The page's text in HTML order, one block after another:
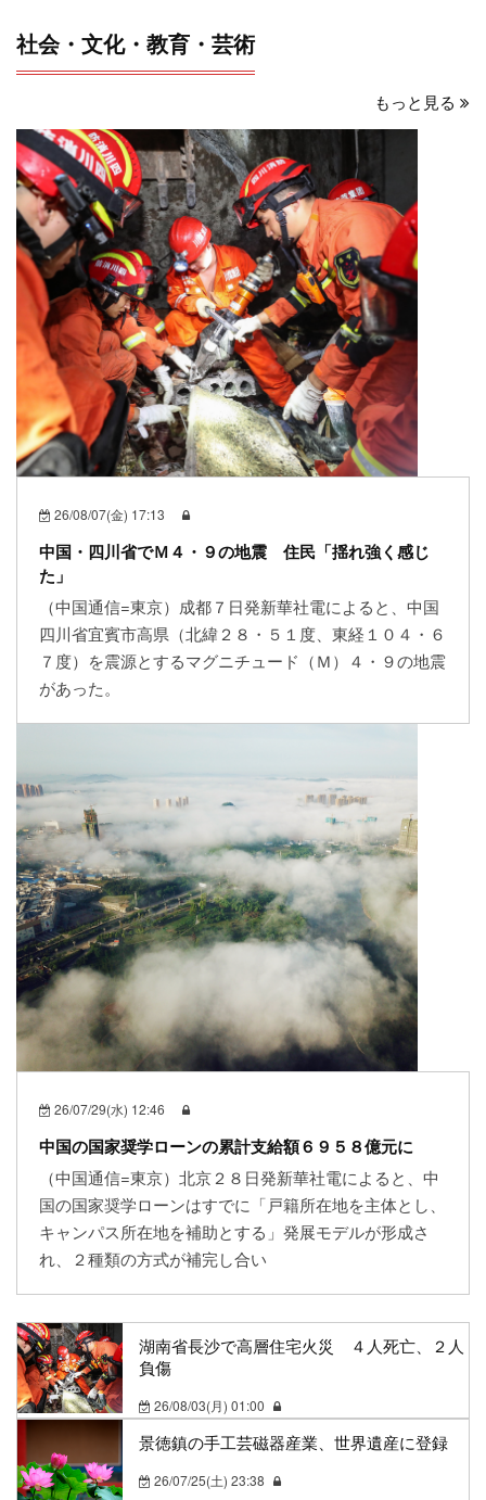
社会・文化・教育・芸術
もっと見る
26/08/07(金) 17:13
中国・四川省でＭ４・９の地震 住民「揺れ強く感じ
た」
（中国通信=東京）成都７日発新華社電によると、中国
四川省宜賓市高県（北緯２８・５１度、東経１０４・６
７度）を震源とするマグニチュード（Ｍ）４・９の地震
があった。
26/07/29(水) 12:46
中国の国家奨学ローンの累計支給額６９５８億元に
（中国通信=東京）北京２８日発新華社電によると、中
国の国家奨学ローンはすでに「戸籍所在地を主体とし、
キャンパス所在地を補助とする」発展モデルが形成さ
れ、２種類の方式が補完し合い
湖南省長沙で高層住宅火災 ４人死亡、２人
負傷
26/08/03(月) 01:00
景徳鎮の手工芸磁器産業、世界遺産に登録
26/07/25(土) 23:38